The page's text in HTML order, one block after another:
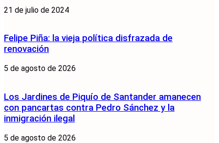
21 de julio de 2024
Felipe Piña: la vieja política disfrazada de
renovación
5 de agosto de 2026
Los Jardines de Piquío de Santander amanecen
con pancartas contra Pedro Sánchez y la
inmigración ilegal
5 de agosto de 2026